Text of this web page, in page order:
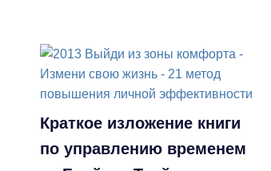
Краткое изложение книги
по управлению временем